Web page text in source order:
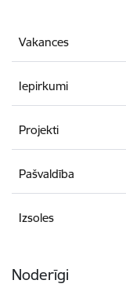
Vakances
Iepirkumi
Projekti
Pašvaldība
Izsoles
Noderīgi